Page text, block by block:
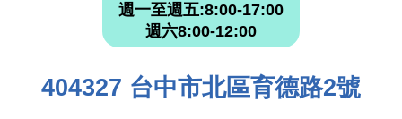
週一至週五:8:00-17:00
週六8:00-12:00
404327 台中市北區育德路2號